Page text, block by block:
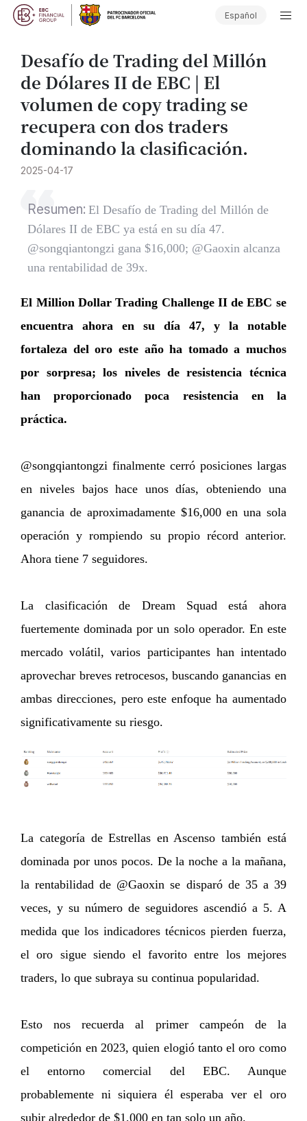
Español
Desafío de Trading del Millón
de Dólares II de EBC | El
volumen de copy trading se
recupera con dos traders
dominando la clasificación.
2025-04-17
Resumen: El Desafío de Trading del Millón de
Dólares II de EBC ya está en su día 47.
@songqiantongzi gana $16,000; @Gaoxin alcanza
una rentabilidad de 39x.
El Million Dollar Trading Challenge II de EBC se
encuentra ahora en su día 47, y la notable
fortaleza del oro este año ha tomado a muchos
por sorpresa; los niveles de resistencia técnica
han proporcionado poca resistencia en la
práctica.
@songqiantongzi finalmente cerró posiciones largas
en niveles bajos hace unos días, obteniendo una
ganancia de aproximadamente $16,000 en una sola
operación y rompiendo su propio récord anterior.
Ahora tiene 7 seguidores.
La clasificación de Dream Squad está ahora
fuertemente dominada por un solo operador. En este
mercado volátil, varios participantes han intentado
aprovechar breves retrocesos, buscando ganancias en
ambas direcciones, pero este enfoque ha aumentado
significativamente su riesgo.
La categoría de Estrellas en Ascenso también está
dominada por unos pocos. De la noche a la mañana,
la rentabilidad de @Gaoxin se disparó de 35 a 39
veces, y su número de seguidores ascendió a 5. A
medida que los indicadores técnicos pierden fuerza,
el oro sigue siendo el favorito entre los mejores
traders, lo que subraya su continua popularidad.
Esto nos recuerda al primer campeón de la
competición en 2023, quien elogió tanto el oro como
el entorno comercial del EBC. Aunque
probablemente ni siquiera él esperaba ver el oro
subir alrededor de $1,000 en tan solo un año.